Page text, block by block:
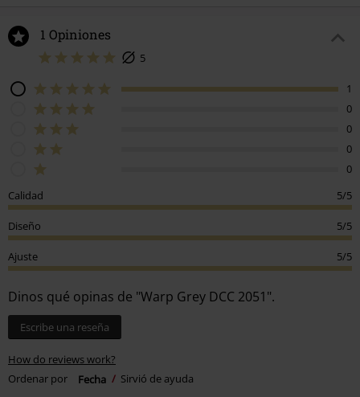
1 Opiniones
5
1
0
0
0
0
Calidad
5/5
Diseño 5/5
Ajuste 5/5
Dinos qué opinas de "Warp Grey DCC 2051".
Escribe una reseña
How do reviews work?
Ordenar por
Fecha Sirvió de ayuda